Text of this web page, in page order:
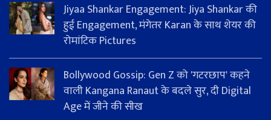
Jiyaa Shankar Engagement: Jiya Shankar की
हुई Engagement, मंगेतर Karan के साथ शेयर की
रोमांटिक Pictures
Bollywood Gossip: Gen Z को 'गटरछाप' कहने
वाली Kangana Ranaut के बदले सुर, दी Digital
Age में जीने की सीख